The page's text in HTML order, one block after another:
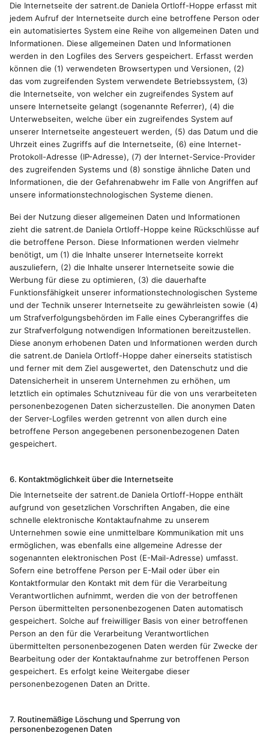
Die Internetseite der satrent.de Daniela Ortloff-Hoppe erfasst mit
jedem Aufruf der Internetseite durch eine betroffene Person oder
ein automatisiertes System eine Reihe von allgemeinen Daten und
Informationen. Diese allgemeinen Daten und Informationen
werden in den Logfiles des Servers gespeichert. Erfasst werden
können die (1) verwendeten Browsertypen und Versionen, (2)
das vom zugreifenden System verwendete Betriebssystem, (3)
die Internetseite, von welcher ein zugreifendes System auf
unsere Internetseite gelangt (sogenannte Referrer), (4) die
Unterwebseiten, welche über ein zugreifendes System auf
unserer Internetseite angesteuert werden, (5) das Datum und die
Uhrzeit eines Zugriffs auf die Internetseite, (6) eine Internet-
Protokoll-Adresse (IP-Adresse), (7) der Internet-Service-Provider
des zugreifenden Systems und (8) sonstige ähnliche Daten und
Informationen, die der Gefahrenabwehr im Falle von Angriffen auf
unsere informationstechnologischen Systeme dienen.
Bei der Nutzung dieser allgemeinen Daten und Informationen
zieht die satrent.de Daniela Ortloff-Hoppe keine Rückschlüsse auf
die betroffene Person. Diese Informationen werden vielmehr
benötigt, um (1) die Inhalte unserer Internetseite korrekt
auszuliefern, (2) die Inhalte unserer Internetseite sowie die
Werbung für diese zu optimieren, (3) die dauerhafte
Funktionsfähigkeit unserer informationstechnologischen Systeme
und der Technik unserer Internetseite zu gewährleisten sowie (4)
um Strafverfolgungsbehörden im Falle eines Cyberangriffes die
zur Strafverfolgung notwendigen Informationen bereitzustellen.
Diese anonym erhobenen Daten und Informationen werden durch
die satrent.de Daniela Ortloff-Hoppe daher einerseits statistisch
und ferner mit dem Ziel ausgewertet, den Datenschutz und die
Datensicherheit in unserem Unternehmen zu erhöhen, um
letztlich ein optimales Schutzniveau für die von uns verarbeiteten
personenbezogenen Daten sicherzustellen. Die anonymen Daten
der Server-Logfiles werden getrennt von allen durch eine
betroffene Person angegebenen personenbezogenen Daten
gespeichert.
6. Kontaktmöglichkeit über die Internetseite
Die Internetseite der satrent.de Daniela Ortloff-Hoppe enthält
aufgrund von gesetzlichen Vorschriften Angaben, die eine
schnelle elektronische Kontaktaufnahme zu unserem
Unternehmen sowie eine unmittelbare Kommunikation mit uns
ermöglichen, was ebenfalls eine allgemeine Adresse der
sogenannten elektronischen Post (E-Mail-Adresse) umfasst.
Sofern eine betroffene Person per E-Mail oder über ein
Kontaktformular den Kontakt mit dem für die Verarbeitung
Verantwortlichen aufnimmt, werden die von der betroffenen
Person übermittelten personenbezogenen Daten automatisch
gespeichert. Solche auf freiwilliger Basis von einer betroffenen
Person an den für die Verarbeitung Verantwortlichen
übermittelten personenbezogenen Daten werden für Zwecke der
Bearbeitung oder der Kontaktaufnahme zur betroffenen Person
gespeichert. Es erfolgt keine Weitergabe dieser
personenbezogenen Daten an Dritte.
7. Routinemäßige Löschung und Sperrung von
personenbezogenen Daten